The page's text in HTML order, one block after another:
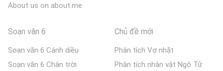
About us on about.me
Soạn văn 6
Soạn văn 6 Cánh diều
Soạn văn 6 Chân trời
Chủ đề mới
Phân tích Vợ nhặt
Phân tích nhân vật Ngô Tử